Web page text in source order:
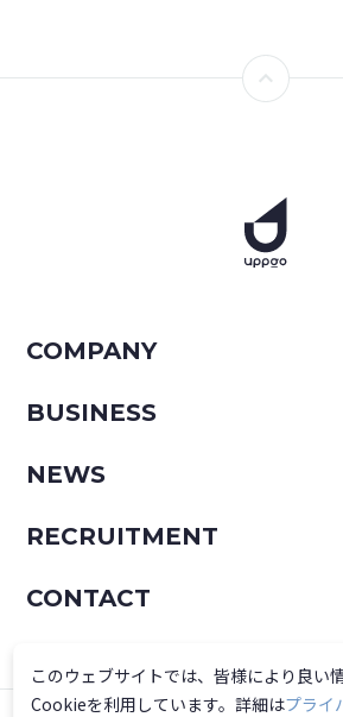
COMPANY
BUSINESS
NEWS
RECRUITMENT
CONTACT
このウェブサイトでは、皆様により良い
Cookieを利用しています。詳細はプライ